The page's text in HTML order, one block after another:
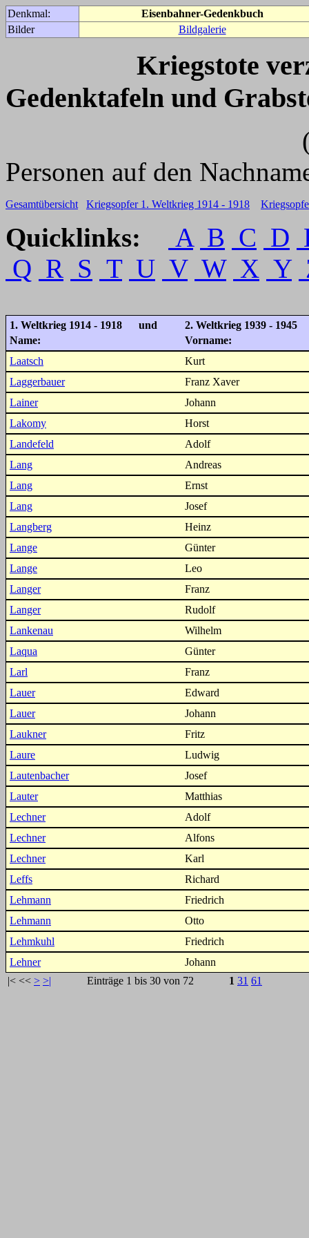
Denkmal:
Eisenbahner-Gedenkbuch
Bilder
Bildgalerie
Kriegstote
Gedenktafeln und
(Für weitere
Personen auf den
Gesamtübersicht Kriegsopfer 1. Weltkrieg 1914 - 1918
Quicklinks: A B C D
Q R S T U V W X Y
1. Weltkrieg 1914 - 1918 und
2. Weltkrieg 1939 - 1945
Name:
Vorname:
Laatsch
Kurt
Laggerbauer
Franz Xaver
Lainer
Johann
Lakomy
Horst
Landefeld
Adolf
Lang
Andreas
Lang
Ernst
Lang
Josef
Langberg
Heinz
Lange
Günter
Lange
Leo
Langer
Franz
Langer
Rudolf
Lankenau
Wilhelm
Laqua
Günter
Larl
Franz
Lauer
Edward
Lauer
Johann
Laukner
Fritz
Laure
Ludwig
Lautenbacher
Josef
Lauter
Matthias
Lechner
Adolf
Lechner
Alfons
Lechner
Karl
Leffs
Richard
Lehmann
Friedrich
Lehmann
Otto
Lehmkuhl
Friedrich
Lehner
Johann
|< << > >| Einträge 1 bis 30 von 72 1 31 61